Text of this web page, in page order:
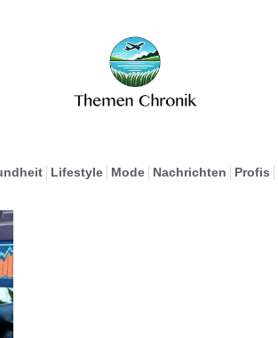
Lifestyle Mode Nachrichten Profis